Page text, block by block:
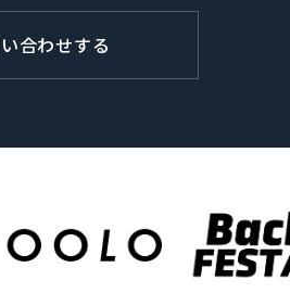
合わせする